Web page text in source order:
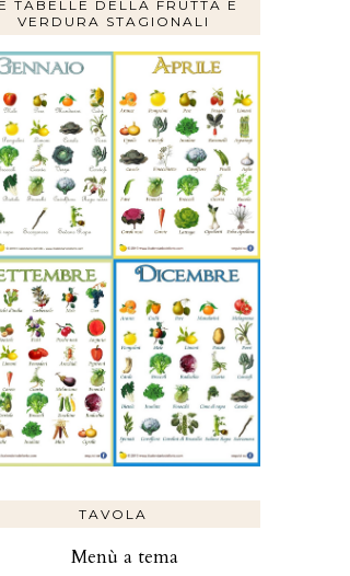
TABELLE DELLA FRUTTA E
VERDURA STAGIONALI
TAVOLA
Menù a tema